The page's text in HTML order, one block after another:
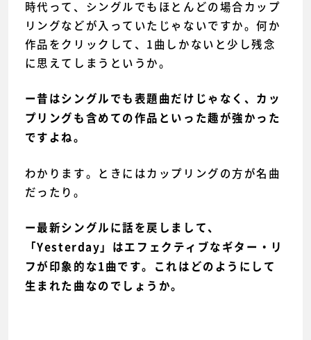
時代って、シングルでもほとんどの場合カップ
リングなどが入っていたじゃないですか。何か
作品をクリックして、1曲しかないと少し残念
に思えてしまうというか。
ー昔はシングルでも表題曲だけじゃなく、カッ
プリングも含めての作品といった趣が強かった
ですよね。
わかります。ときにはカップリングの方が名曲
だったり。
ー最新シングルに話を戻しまして、
「Yesterday」はエフェクティブなギター・リ
フが印象的な1曲です。これはどのようにして
生まれた曲なのでしょうか。